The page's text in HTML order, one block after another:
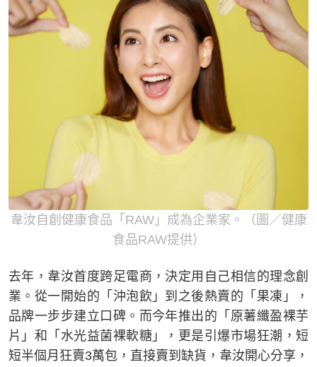
韋汝自創健康食品「RAW」成為企業家。（圖／健康
食品RAW提供）
去年，韋汝首度跨足電商，決定用自己相信的理念創
業。從一開始的「沖泡飲」到之後熱賣的「果凍」，
品牌一步步建立口碑。而今年推出的「原薯纖盈裸芋
片」和「水光益菌裸軟糖」，更是引爆市場狂潮，短
短半個月狂賣3萬包，直接賣到缺貨，韋汝開心分享，